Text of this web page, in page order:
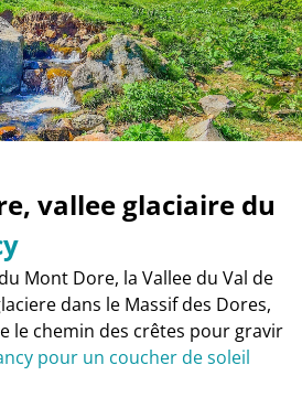
vallee glaciaire du
Mont Dore, la Vallee du Val de
dans le Massif des Dores,
le chemin des crêtes pour gravir
pour un coucher de soleil